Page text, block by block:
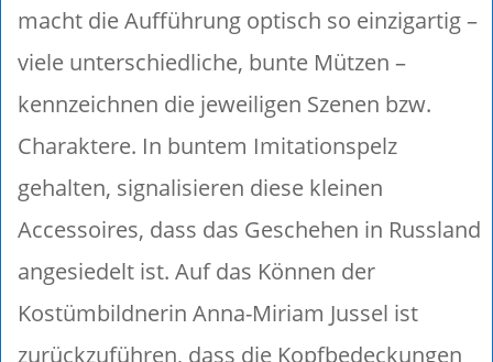
macht die Aufführung optisch so einzigartig –
viele unterschiedliche, bunte Mützen –
kennzeichnen die jeweiligen Szenen bzw.
Charaktere. In buntem Imitationspelz
gehalten, signalisieren diese kleinen
Accessoires, dass das Geschehen in Russland
angesiedelt ist. Auf das Können der
Kostümbildnerin Anna-Miriam Jussel ist
zurückzuführen, dass die Kopfbedeckungen